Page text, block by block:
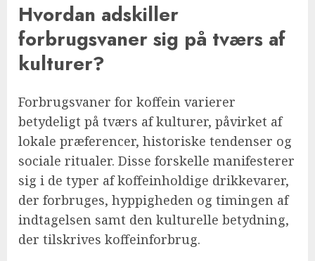
Hvordan adskiller
forbrugsvaner sig på tværs af
kulturer?
Forbrugsvaner for koffein varierer
betydeligt på tværs af kulturer, påvirket af
lokale præferencer, historiske tendenser og
sociale ritualer. Disse forskelle manifesterer
sig i de typer af koffeinholdige drikkevarer,
der forbruges, hyppigheden og timingen af
indtagelsen samt den kulturelle betydning,
der tilskrives koffeinforbrug.